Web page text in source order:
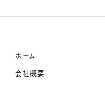
ホーム
会社概要